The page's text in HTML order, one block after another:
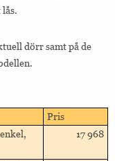
dörr samt på de
Pris
17 968